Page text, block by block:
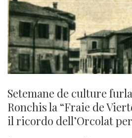
Setemane de culture
Ronchis la “Fraie de
il ricordo dell’Orcolat